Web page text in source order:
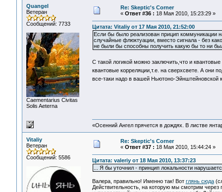
Quangel
Ветеран
Сообщений: 7733
Сaementarius Civitas
Solis Aeterna
Re: Skeptic's Corner
« Ответ #36 : 18 Мая 2010, 15:23:29 »
Цитата: Vitaliy от 17 Мая 2010, 21:52:00
Если бы было реализован прицип коммуникации
случайные флюктуации, вместо сигнала - без
не были бы способны получить какую бы то ни
C такой логикой можно заключить,что и
квантовые корреляции,т.е. на сверхсвете. А они
все-таки надо в вашей Ньютоно-Эйнштейновской
«Осенний Ангел прячется в дождях. В листве
Vitaliy
Ветеран
Сообщений: 5586
Re: Skeptic's Corner
« Ответ #37 : 18 Мая 2010, 15:44:24 »
Цитата: valeriy от 18 Мая 2010, 13:37:23
... Я бы уточнил - принцип локальности
Валера, правильно! Именно так! Вот глянь сюда
Действительность, на которую мы смотрим